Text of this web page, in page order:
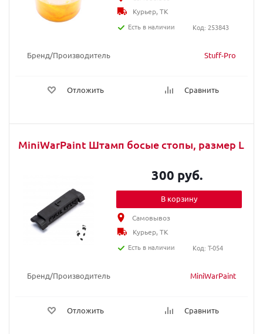
Бренд/Производитель Stuff-Pro
Отложить Сравнить
Курьер, ТК
Есть в наличии
Код: 253843
MiniWarPaint Штамп босые стопы, размер L
Бренд/Производитель MiniWarPaint
Отложить Сравнить
300 руб.
В корзину
Самовывоз
Курьер, ТК
Есть в наличии
Код: T-054